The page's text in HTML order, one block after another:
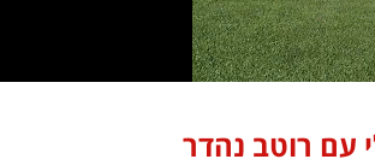
עם רוטב נהדר